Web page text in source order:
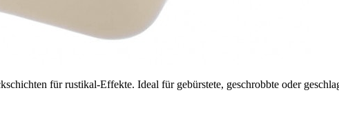
für rustikal-Effekte. Ideal für gebürstete, geschrobbte oder